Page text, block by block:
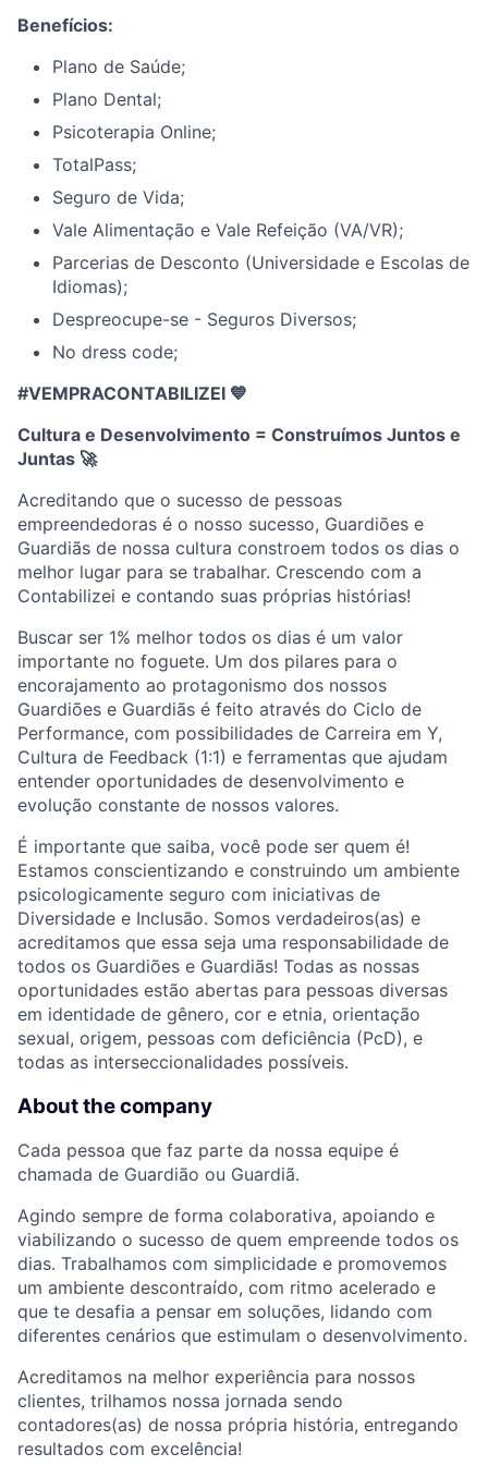
Benefícios:
Plano de Saúde;
Plano Dental;
Psicoterapia Online;
TotalPass;
Seguro de Vida;
Vale Alimentação e Vale Refeição (VA/VR);
Parcerias de Desconto (Universidade e Escolas de
Idiomas);
Despreocupe-se - Seguros Diversos;
No dress code;
#VEMPRACONTABILIZEI 💙
Cultura e Desenvolvimento = Construímos Juntos e
Juntas 🚀
Acreditando que o sucesso de pessoas
empreendedoras é o nosso sucesso, Guardiões e
Guardiãs de nossa cultura constroem todos os dias o
melhor lugar para se trabalhar. Crescendo com a
Contabilizei e contando suas próprias histórias!
Buscar ser 1% melhor todos os dias é um valor
importante no foguete. Um dos pilares para o
encorajamento ao protagonismo dos nossos
Guardiões e Guardiãs é feito através do Ciclo de
Performance, com possibilidades de Carreira em Y,
Cultura de Feedback (1:1) e ferramentas que ajudam
entender oportunidades de desenvolvimento e
evolução constante de nossos valores.
É importante que saiba, você pode ser quem é!
Estamos conscientizando e construindo um ambiente
psicologicamente seguro com iniciativas de
Diversidade e Inclusão. Somos verdadeiros(as) e
acreditamos que essa seja uma responsabilidade de
todos os Guardiões e Guardiãs! Todas as nossas
oportunidades estão abertas para pessoas diversas
em identidade de gênero, cor e etnia, orientação
sexual, origem, pessoas com deficiência (PcD), e
todas as interseccionalidades possíveis.
About the company
Cada pessoa que faz parte da nossa equipe é
chamada de Guardião ou Guardiã.
Agindo sempre de forma colaborativa, apoiando e
viabilizando o sucesso de quem empreende todos os
dias. Trabalhamos com simplicidade e promovemos
um ambiente descontraído, com ritmo acelerado e
que te desafia a pensar em soluções, lidando com
diferentes cenários que estimulam o desenvolvimento.
Acreditamos na melhor experiência para nossos
clientes, trilhamos nossa jornada sendo
contadores(as) de nossa própria história, entregando
resultados com excelência!